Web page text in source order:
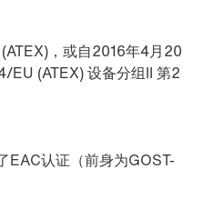
，或自2016年4月20
EU (ATEX) 设备分组II 第2
EAC认证（前身为GOST-